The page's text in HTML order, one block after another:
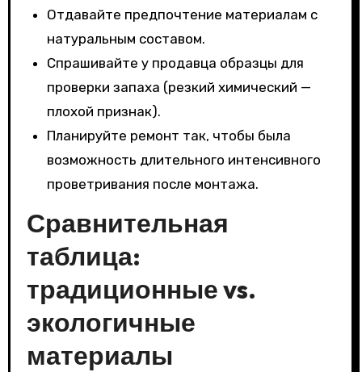
Отдавайте предпочтение материалам с
натуральным составом.
Спрашивайте у продавца образцы для
проверки запаха (резкий химический —
плохой признак).
Планируйте ремонт так, чтобы была
возможность длительного интенсивного
проветривания после монтажа.
Сравнительная
таблица:
традиционные vs.
экологичные
материалы